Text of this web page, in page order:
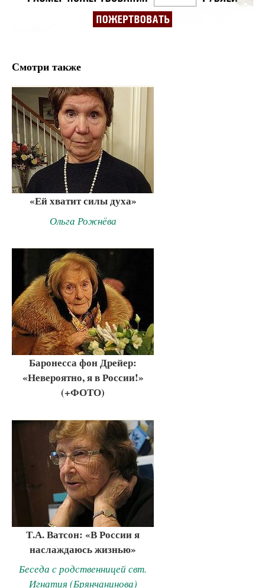
Смотри также
«Ей хватит силы духа»
Ольга Рожнёва
Баронесса фон Дрейер:
«Невероятно, я в России!»
(+ФОТО)
Т.А. Ватсон: «В России я
наслаждаюсь жизнью»
Беседа с родственницей свт.
Игнатия (Брянчанинова)